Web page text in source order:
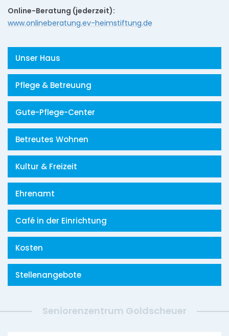
Online-Beratung (jederzeit):
www.onlineberatung.ev-heimstiftung.de
Unser Haus
Pflege & Betreuung
Gute-Pflege-Center
Betreutes Wohnen
Kultur & Freizeit
Ehrenamt
Café in der Einrichtung
Kosten
Stellenangebote
Seniorenzentrum Goldscheuer